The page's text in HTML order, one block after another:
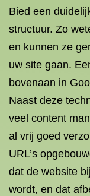
Bied een
structuur. Zo
en kunnen ze
uw site gaan.
bovenaan in
Naast deze
veel content
al vrij goed
URL’s
dat de website
wordt, en dat